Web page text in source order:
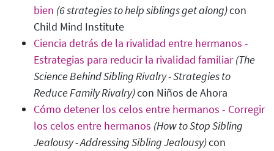
bien (6 strategies to help siblings get along)con
Child Mind Institute
Ciencia detrás de la rivalidad entre hermanos -
Estrategias para reducir la rivalidad familiar (The
Science Behind Sibling Rivalry - Strategies to
Reduce Family Rivalry)con Niños de Ahora
Cómo detener los celos entre hermanos - Corregir
los celos entre hermanos (How to Stop Sibling
Jealousy - Addressing Sibling Jealousy)con